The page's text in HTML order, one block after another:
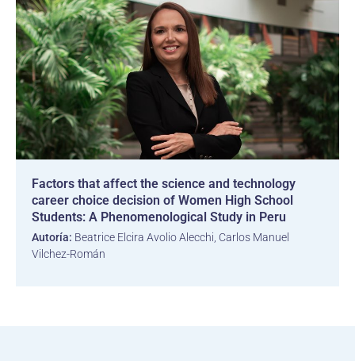
Factors that affect the science and technology
career choice decision of Women High School
Students: A Phenomenological Study in Peru
Autoría: Beatrice Elcira Avolio Alecchi, Carlos Manuel
Vilchez-Román